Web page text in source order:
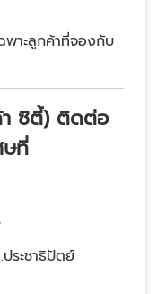
พาะลูกค้าที่จองกับ
ซิตี้)ติดต่อ
ษที่
ระชาธิปัตย์